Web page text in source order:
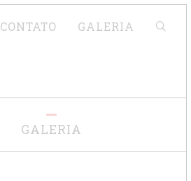
Pesquisar
CONTATO GALERIA
GALERIA